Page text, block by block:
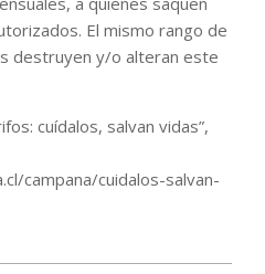
El mismo rango de
destruyen y/o alteran este
cuídalos, salvan vidas”,
campana/cuidalos-salvan-